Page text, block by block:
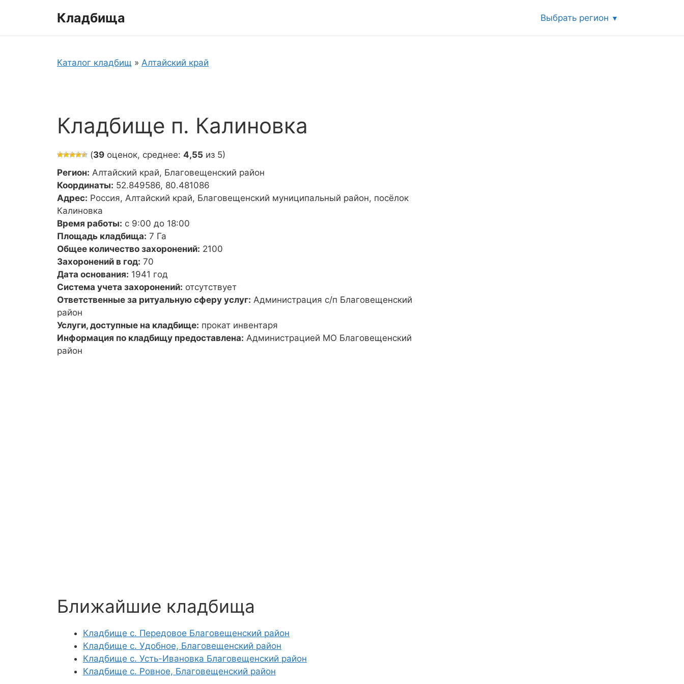
Кладбища Выбрать регион
Каталог кладбищ » Алтайский край
Кладбище п. Калиновка
(39 оценок, среднее: 4,55 из 5)
Регион: Алтайский край, Благовещенский район
Координаты: 52.849586, 80.481086
Адрес: Россия, Алтайский край, Благовещенский муниципальный район, посёлок
Калиновка
Время работы: с 9:00 до 18:00
Площадь кладбища: 7 Га
Общее количество захоронений: 2100
Захоронений в год: 70
Дата основания: 1941 год
Система учета захоронений: отсутствует
Ответственные за ритуальную сферу услуг: Администрация с/п Благовещенский
район
Услуги, доступные на кладбище: прокат инвентаря
Информация по кладбищу предоставлена: Администрацией МО Благовещенский
район
Ближайшие кладбища
Кладбище с. Передовое Благовещенский район
Кладбище с. Удобное, Благовещенский район
Кладбище с. Усть-Ивановка Благовещенский район
Кладбище с. Ровное, Благовещенский район